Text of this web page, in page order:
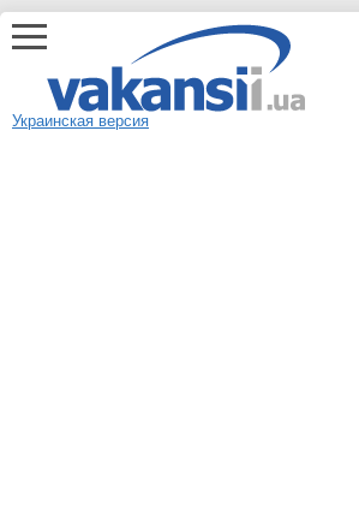
Украинская версия